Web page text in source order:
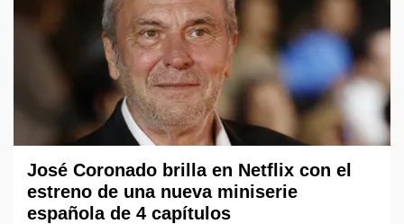
José Coronado brilla en Netflix con el
estreno de una nueva miniserie
española de 4 capítulos